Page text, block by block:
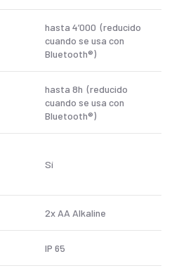
hasta 4’000 (reducido
cuando se usa con
Bluetooth®)
hasta 8h (reducido
cuando se usa con
Bluetooth®)
Sí
2x AA Alkaline
IP 65